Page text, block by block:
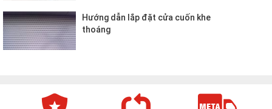
Hướng dẫn lắp đặt cửa cuốn khe
thoáng